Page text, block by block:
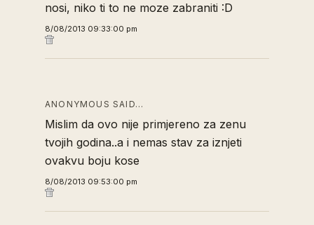
nosi, niko ti to ne moze zabraniti :D
8/08/2013 09:33:00 pm
ANONYMOUS SAID…
Mislim da ovo nije primjereno za zenu
tvojih godina..a i nemas stav za iznjeti
ovakvu boju kose
8/08/2013 09:53:00 pm